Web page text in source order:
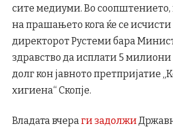
сите медиуми. Во соопштението,
на прашањето кога ќе се исчисти
директорот Рустеми бара
здравство да исплати 5
долг кон јавното претпријатие
хигиена“ Скопје.
Владата вчера ги задолжи